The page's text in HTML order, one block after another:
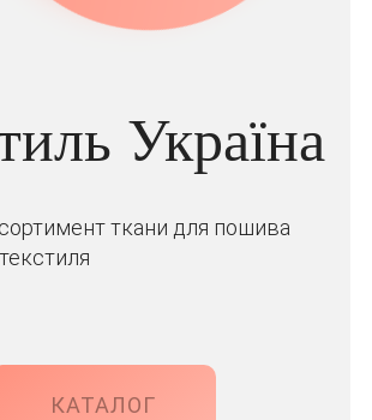
Україна
ткани для пошива
КАТАЛОГ